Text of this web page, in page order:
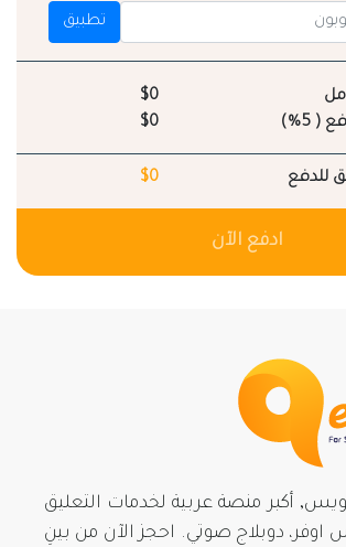
تطبيق
$0
( 5%)
$0
للدفع $0
ادفع الآن
أكبر منصة عربية لخدمات التعليق
اوفر، دوبلاج صوتي. احجز الآن من بينِ